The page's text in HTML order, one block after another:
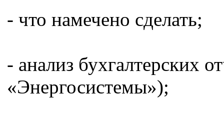
- что намечено сделать;
- анализ бухгалтерских
«Энергосистемы»);